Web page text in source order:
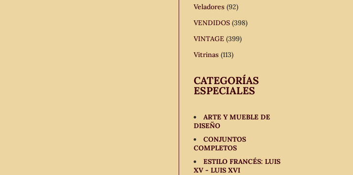
Veladores (92)
VENDIDOS (398)
VINTAGE (399)
Vitrinas (113)
CATEGORÍAS
ESPECIALES
ARTE Y MUEBLE DE
DISEÑO
CONJUNTOS
COMPLETOS
ESTILO FRANCÉS: LUIS
XV - LUIS XVI